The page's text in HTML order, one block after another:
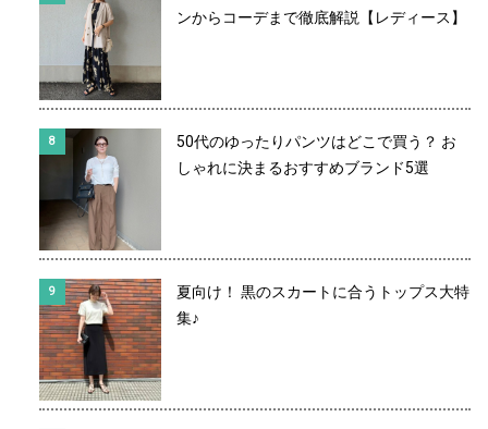
ンからコーデまで徹底解説【レディース】
50代のゆったりパンツはどこで買う？ お
しゃれに決まるおすすめブランド5選
夏向け！ 黒のスカートに合うトップス大特
集♪